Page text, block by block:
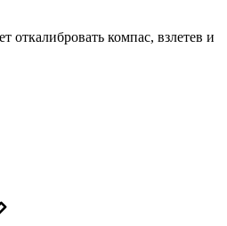
откалибровать компас, взлетев и